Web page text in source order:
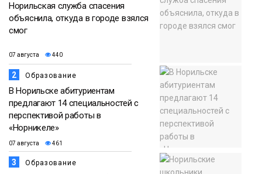
Норильская служба спасения
объяснила, откуда в городе взялся
смог
07 августа 440
2 Образование
В Норильске абитуриентам
предлагают 14 специальностей с
перспективой работы в
«Норникеле»
07 августа 461
3 Образование